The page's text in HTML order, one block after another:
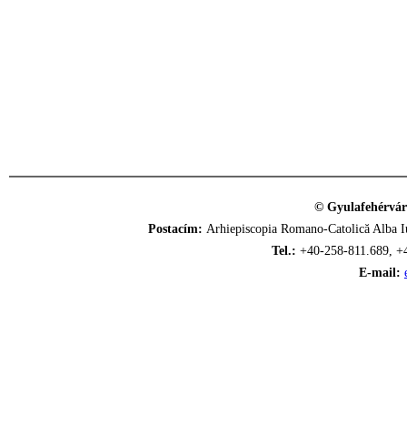
©
Postacím: Arhiepiscopia Romano-Catolică
Tel.: +40-258-811.689,
E-mail: